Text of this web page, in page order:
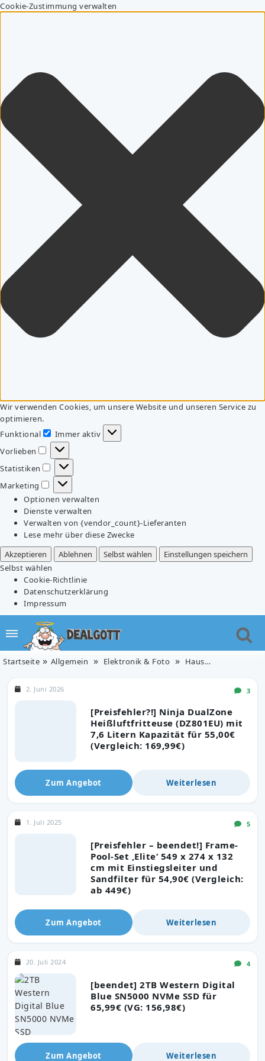
Cookie-Zustimmung verwalten
Wir verwenden Cookies, um unsere Website und unseren Service zu
optimieren.
Funktional
Funktional
Immer aktiv
Vorlieben
Vorlieben
Statistiken
Statistiken
Marketing
Marketing
Optionen verwalten
Dienste verwalten
Verwalten von {vendor_count}-Lieferanten
Lese mehr über diese Zwecke
Akzeptieren
Ablehnen Selbst wählen
Einstellungen speichern
Selbst wählen
Cookie-Richtlinie
Datenschutzerklärung
Impressum
Startseite Allgemein Elektronik & Foto Haushaltsgeräte
[Preisfehler?!] Ninja DualZone
Heißluftfritteuse (DZ801EU) mit
7,6 Litern Kapazität für 55,00€
(Vergleich: 169,99€)
2. Juni 2026 3
Zum Angebot Weiterlesen
[Preisfehler – beendet!] Frame-
Pool-Set ‚Elite‘ 549 x 274 x 132
cm mit Einstiegsleiter und
Sandfilter für 54,90€ (Vergleich:
ab 449€)
1. Juli 2025 5
Zum Angebot Weiterlesen
[beendet] 2TB Western Digital
Blue SN5000 NVMe SSD für
65,99€ (VG: 156,98€)
20. Juli 2024 4
Zum Angebot Weiterlesen